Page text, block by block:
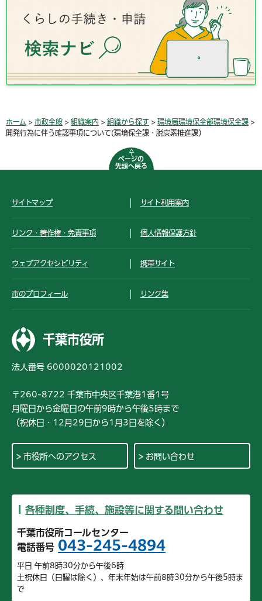
ホーム > 市政全般 > 組織案内 > 組織から探す > 環境局環境保全部環境保全課 >
開発行為に伴う確認事項について(環境保全課・脱炭素推進課）
ページの
先頭へ戻る
サイトマップ サイト利用案内
リンク・著作権・免責事項 個人情報保護方針
ウェブアクセシビリティ 携帯サイト
市のプロフィール リンク集
千葉市役所
法人番号 6000020121002
〒260-8722 千葉市中央区千葉港1番1号
月曜日から金曜日の午前9時から午後5時まで
（祝休日・12月29日から1月3日を除く）
市役所へのアクセス お問い合わせ
各種制度、手続、施設等に関する問い合わせ
千葉市役所コールセンター
電話番号 043-245-4894
平日 午前8時30分から午後6時
土祝休日（日曜は除く）、年末年始は午前8時30分から午後5時ま
で